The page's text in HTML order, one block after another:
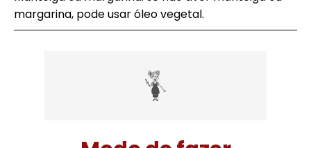
margarina, pode usar óleo vegetal.